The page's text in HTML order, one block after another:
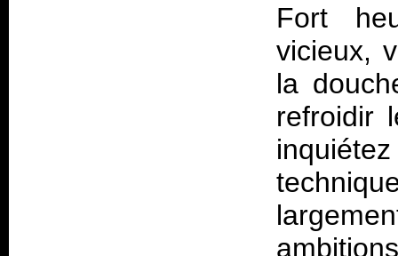
Fort
vicieux,
la
refroidir